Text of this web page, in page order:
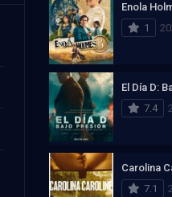
Enola
1
El Día D:
7.4
Carolina
7.1